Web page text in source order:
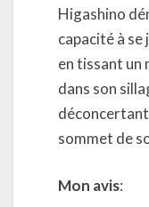
Higashino
capacité à
en tissant un
dans son
sommet de
Mon avis: